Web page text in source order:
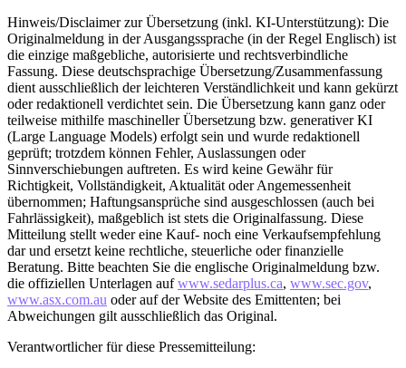
Hinweis/Disclaimer zur Übersetzung (inkl. KI-Unterstützung): Die
Originalmeldung in der Ausgangssprache (in der Regel Englisch) ist
die einzige maßgebliche, autorisierte und rechtsverbindliche
Fassung. Diese deutschsprachige Übersetzung/Zusammenfassung
dient ausschließlich der leichteren Verständlichkeit und kann gekürzt
oder redaktionell verdichtet sein. Die Übersetzung kann ganz oder
teilweise mithilfe maschineller Übersetzung bzw. generativer KI
(Large Language Models) erfolgt sein und wurde redaktionell
geprüft; trotzdem können Fehler, Auslassungen oder
Sinnverschiebungen auftreten. Es wird keine Gewähr für
Richtigkeit, Vollständigkeit, Aktualität oder Angemessenheit
übernommen; Haftungsansprüche sind ausgeschlossen (auch bei
Fahrlässigkeit), maßgeblich ist stets die Originalfassung. Diese
Mitteilung stellt weder eine Kauf- noch eine Verkaufsempfehlung
dar und ersetzt keine rechtliche, steuerliche oder finanzielle
Beratung. Bitte beachten Sie die englische Originalmeldung bzw.
die offiziellen Unterlagen aufwww.sedarplus.ca, www.sec.gov,
www.asx.com.au oder auf der Website des Emittenten; bei
Abweichungen gilt ausschließlich das Original.
Verantwortlicher für diese Pressemitteilung: